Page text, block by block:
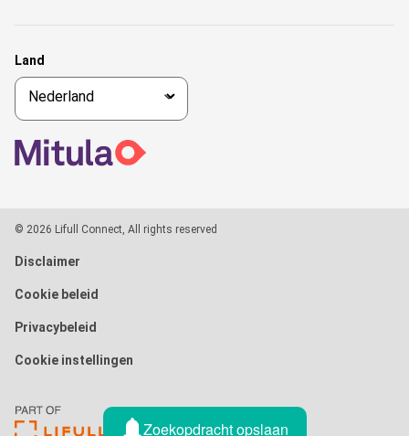
Zoekopdracht opslaan
Land
© 2026 Lifull Connect, All rights reserved
Disclaimer
Cookie beleid
Privacybeleid
Cookie instellingen